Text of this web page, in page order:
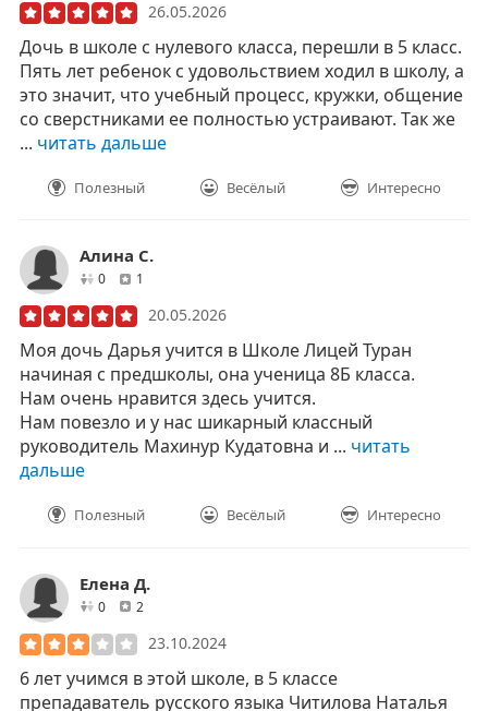
26.05.2026
Дочь в школе с нулевого класса, перешли в 5 класс.
Пять лет ребенок с удовольствием ходил в школу, а
это значит, что учебный процесс, кружки, общение
со сверстниками ее полностью устраивают. Так же
... читать дальше
Полезный Весёлый Интересно
Алина С.
0друзей1
20.05.2026
Моя дочь Дарья учится в Школе Лицей Туран
начиная с предшколы, она ученица 8Б класса.
Нам очень нравится здесь учится.
Нам повезло и у нас шикарный классный
руководитель Махинур Кудатовна и ... читать
дальше
Полезный Весёлый Интересно
Елена Д.
0друзей
2
23.10.2024
6 лет учимся в этой школе, в 5 классе
препадаватель русского языка Читилова Наталья